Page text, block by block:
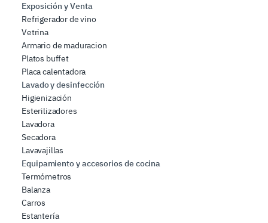
Exposición y Venta
Refrigerador de vino
Vetrina
Armario de maduracion
Platos buffet
Placa calentadora
Lavado y desinfección
Higienización
Esterilizadores
Lavadora
Secadora
Lavavajillas
Equipamiento y accesorios de cocina
Termómetros
Balanza
Carros
Estantería